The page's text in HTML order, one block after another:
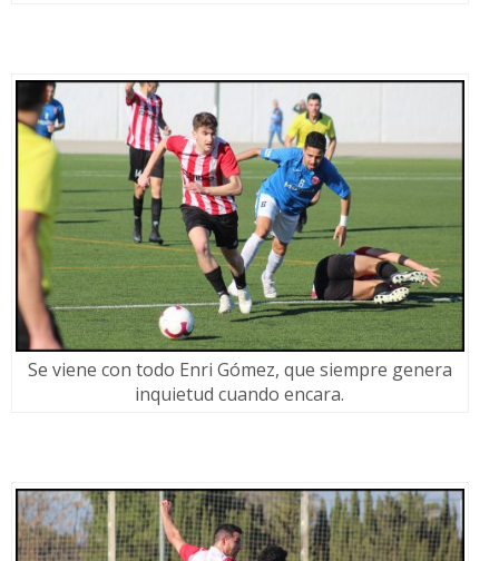
Se viene con todo Enri Gómez, que siempre genera
inquietud cuando encara.